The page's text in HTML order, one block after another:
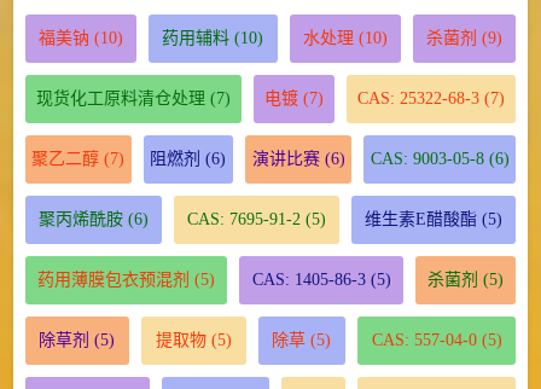
福美钠 (10) 药用辅料 (10) 水处理 (10) 杀菌剂 (9)
现货化工原料清仓处理 (7) 电镀 (7) CAS: 25322-68-3 (7)
聚乙二醇 (7) 阻燃剂 (6) 演讲比赛(6) CAS: 9003-05-8(6)
聚丙烯酰胺(6) CAS: 7695-91-2 (5) 维生素E醋酸酯 (5)
药用薄膜包衣预混剂 (5) CAS: 1405-86-3(5) 杀菌剂 (5)
除草剂 (5) 提取物(5) 除草 (5) CAS: 557-04-0(5)